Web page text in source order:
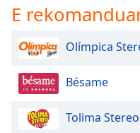
Text
Color
Opacity
Caption
E
Olímpica
Bésame
Tolima Stereo